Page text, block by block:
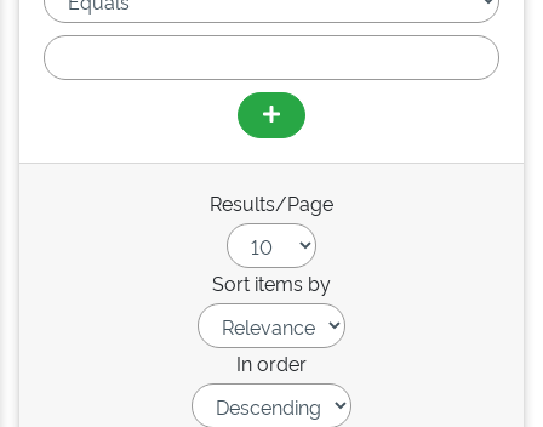
Results/Page
Sort items by
In order